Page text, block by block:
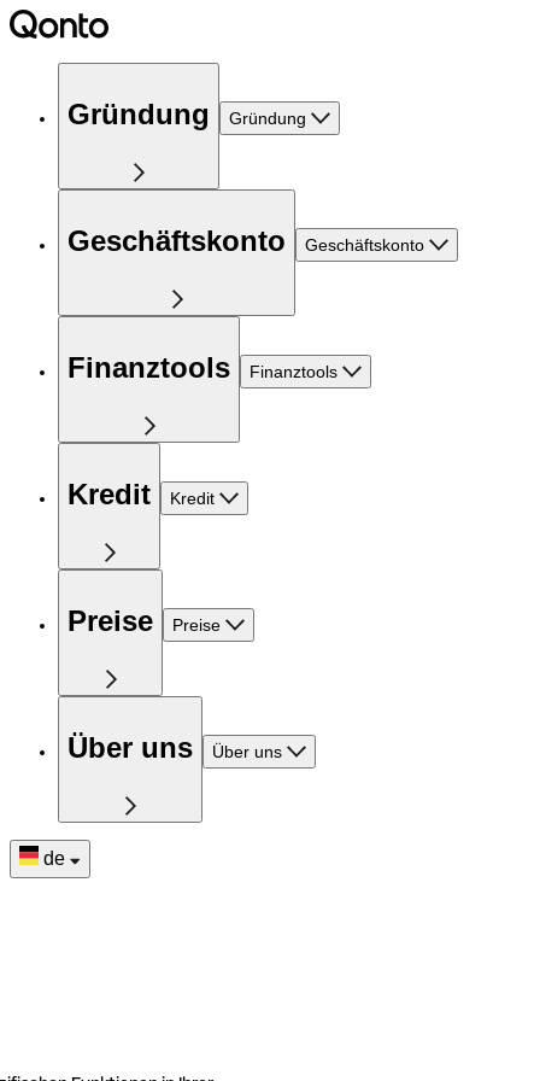
Gründung Gründung
Geschäftskonto Geschäftskonto
Finanztools Finanztools
Kredit Kredit
Preise Preise
Über uns Über uns
de